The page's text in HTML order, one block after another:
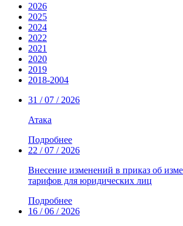
2026
2025
2024
2022
2021
2020
2019
2018-2004
31 / 07 / 2026
Атака
Подробнее
22 / 07 / 2026
Внесение изменений в приказ об
тарифов для юридических лиц
Подробнее
16 / 06 / 2026